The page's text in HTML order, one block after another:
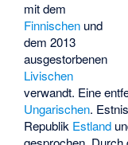
mit dem
Finnischen und
dem 2013
ausgestorbenen
Livischen
verwandt. Eine
Ungarischen.
Republik Estland